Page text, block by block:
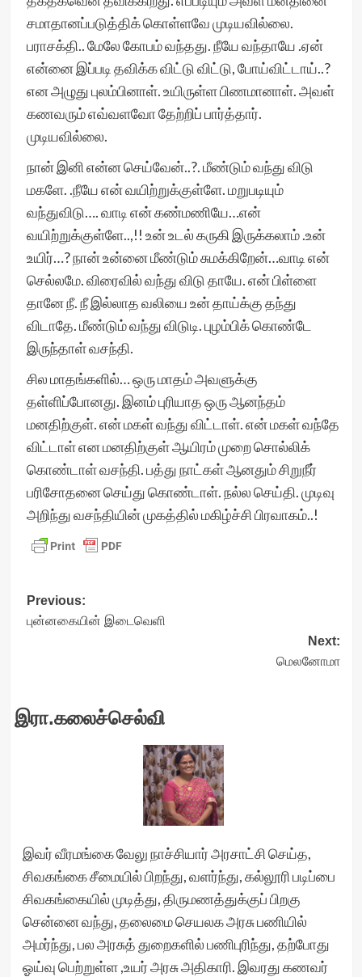
சமாதானப்படுத்திக் கொள்ளவே முடியவில்லை.
பராசக்தி.. மேலே கோபம் வந்தது. நீயே வந்தாயே .ஏன்
என்னை இப்படி தவிக்க விட்டு விட்டு, போய்விட்டாய்..?
என அழுது புலம்பினாள். உயிருள்ள பிணமானாள். அவள்
கணவரும் எவ்வளவோ தேற்றிப் பார்த்தார்.
முடியவில்லை.
நான் இனி என்ன செய்வேன்..?. மீண்டும் வந்து விடு
மகளே. .நீயே என் வயிற்றுக்குள்ளே. மறுபடியும்
வந்துவிடு…. வாடி என் கண்மணியே…என்
வயிற்றுக்குள்ளே..,!! உன் உடல் கருகி இருக்கலாம் .உன்
உயிர்…? நான் உன்னை மீண்டும் சுமக்கிறேன்…வாடி என்
செல்லமே. விரைவில் வந்து விடு தாயே. என் பிள்ளை
தானே நீ. நீ இல்லாத வலியை உன் தாய்க்கு தந்து
விடாதே. மீண்டும் வந்து விடுடி. புழம்பிக் கொண்டே
இருந்தாள் வசந்தி.
சில மாதங்களில்… ஒரு மாதம் அவளுக்கு
தள்ளிப்போனது. இனம் புரியாத ஒரு ஆனந்தம்
மனதிற்குள். என் மகள் வந்து விட்டாள். என் மகள் வந்தே
விட்டாள் என மனதிற்குள் ஆயிரம் முறை சொல்லிக்
கொண்டாள் வசந்தி. பத்து நாட்கள் ஆனதும் சிறுநீர்
பரிசோதனை செய்து கொண்டாள். நல்ல செய்தி. முடிவு
அறிந்து வசந்தியின் முகத்தில் மகிழ்ச்சி பிரவாகம்..!
Post
navigation
Previous:
புன்னகையின் இடைவெளி
Next:
மெலனோமா
இரா.கலைச்செல்வி
இவர் வீரமங்கை வேலு நாச்சியார் அரசாட்சி செய்த,
சிவகங்கை சீமையில் பிறந்து, வளர்ந்து, கல்லூரி படிப்பை
சிவகங்கையில் முடித்து, திருமணத்துக்குப் பிறகு
சென்னை வந்து, தலைமை செயலக அரசு பணியில்
அமர்ந்து, பல அரசுத் துறைகளில் பணிபுரிந்து, தற்போது
ஓய்வு பெற்றுள்ள ,உயர் அரசு அதிகாரி. இவரது கணவர்